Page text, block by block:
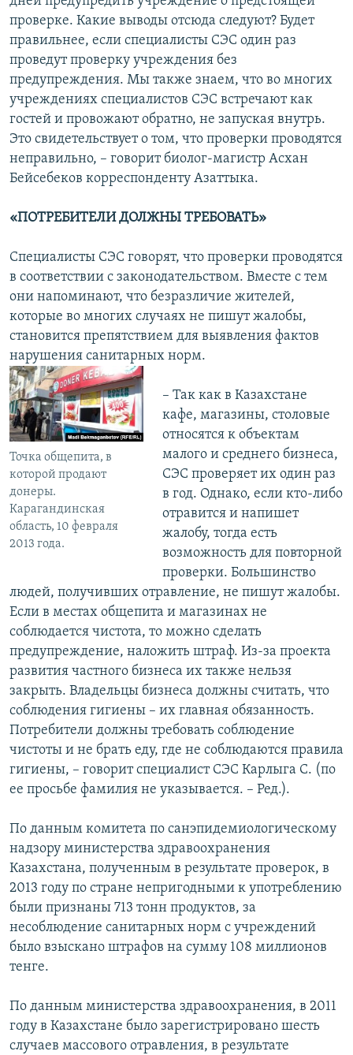
проверке. Какие выводы отсюда следуют? Будет
правильнее, если специалисты СЭС один раз
проведут проверку учреждения без
предупреждения. Мы также знаем, что во многих
учреждениях специалистов СЭС встречают как
гостей и провожают обратно, не запуская внутрь.
Это свидетельствует о том, что проверки проводятся
неправильно, – говорит биолог-магистр Асхан
Бейсебеков корреспонденту Азаттыка.
«ПОТРЕБИТЕЛИ ДОЛЖНЫ ТРЕБОВАТЬ»
Специалисты СЭС говорят, что проверки проводятся
в соответствии с законодательством. Вместе с тем
они напоминают, что безразличие жителей,
которые во многих случаях не пишут жалобы,
становится препятствием для выявления фактов
нарушения санитарных норм.
Точка общепита, в
которой продают
донеры.
Карагандинская
область, 10 февраля
2013 года.
– Так как в Казахстане
кафе, магазины, столовые
относятся к объектам
малого и среднего бизнеса,
СЭС проверяет их один раз
в год. Однако, если кто-либо
отравится и напишет
жалобу, тогда есть
возможность для повторной
проверки. Большинство
людей, получивших отравление, не пишут жалобы.
Если в местах общепита и магазинах не
соблюдается чистота, то можно сделать
предупреждение, наложить штраф. Из-за проекта
развития частного бизнеса их также нельзя
закрыть. Владельцы бизнеса должны считать, что
соблюдения гигиены – их главная обязанность.
Потребители должны требовать соблюдение
чистоты и не брать еду, где не соблюдаются правила
гигиены, – говорит специалист СЭС Карлыга С. (по
ее просьбе фамилия не указывается. – Ред.).
По данным комитета по санэпидемиологическому
надзору министерства здравоохранения
Казахстана, полученным в результате проверок, в
2013 году по стране непригодными к употреблению
были признаны 713 тонн продуктов, за
несоблюдение санитарных норм с учреждений
было взыскано штрафов на сумму 108 миллионов
тенге.
По данным министерства здравоохранения, в 2011
году в Казахстане было зарегистрировано шесть
случаев массового отравления, в результате